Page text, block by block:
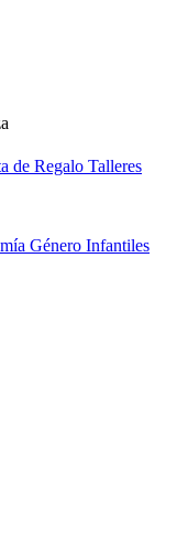
de Regalo Talleres
Género Infantiles